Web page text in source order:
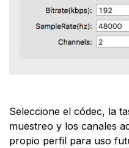
Seleccione el códec, la
muestreo y los canales
propio perfil para uso